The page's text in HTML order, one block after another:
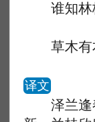
谁知林栖
草木有
译文
泽兰逢